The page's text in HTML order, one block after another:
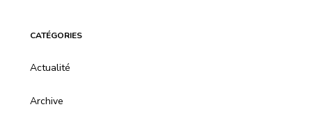
CATÉGORIES
Actualité
Archive